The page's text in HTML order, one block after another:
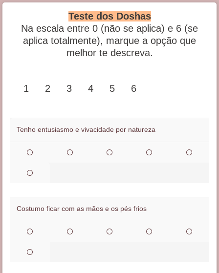
Teste dos Doshas
Na escala entre 0 (não se aplica) e 6 (se
aplica totalmente), marque a opção que
melhor te descreva.
1 2 3 4 5 6
Tenho entusiasmo e vivacidade por natureza
Costumo ficar com as mãos e os pés frios